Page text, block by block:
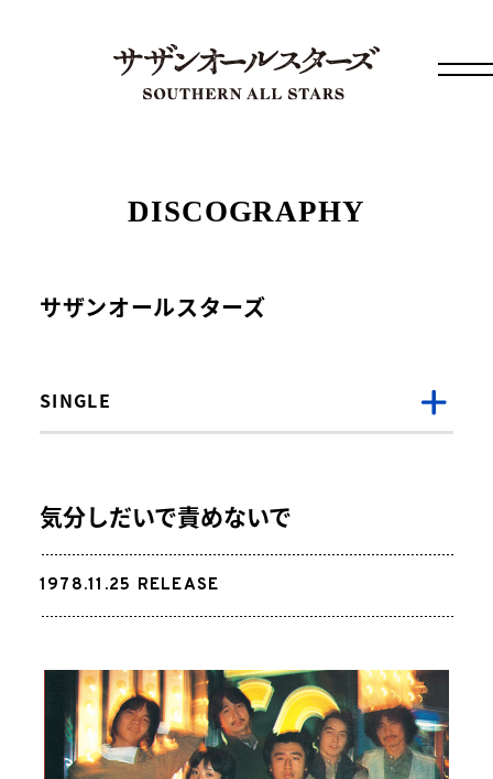
DISCOGRAPHY
サザンオールスターズ
SINGLE
気分しだいで責めないで
1978.11.25 RELEASE